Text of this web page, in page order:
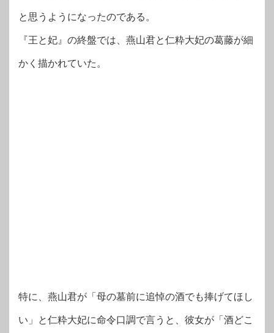
と思うようになったのである。
『王と妃』の終盤では、燕山君と仁粋大妃の葛藤が細
かく描かれていた。
特に、燕山君が「母の墓前に追悼の酒でも捧げてほし
い」と仁粋大妃に命令口調で言うと、彼女が「酒どこ